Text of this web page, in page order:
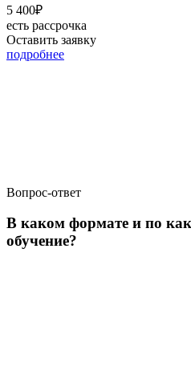
5 400₽
есть рассрочка
Оставить заявку
подробнее
Вопрос-ответ
В каком формате и по
обучение?